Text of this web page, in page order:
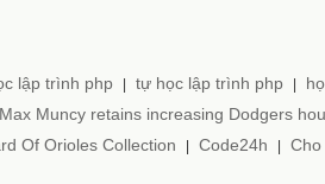
lập trình php tự học lập trình php
Max Muncy retains increasing Dodgers
Of Orioles Collection Code24h